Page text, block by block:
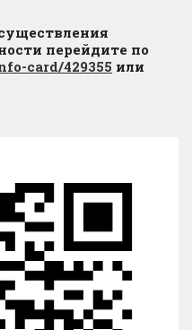
перейдите по
card/429355 или